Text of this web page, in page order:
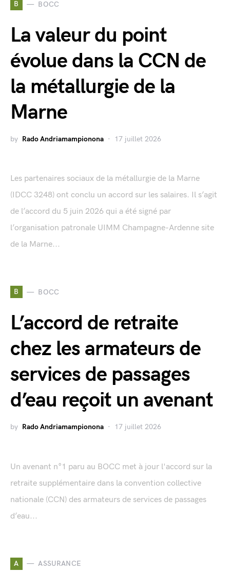
B BOCC
La valeur du point
évolue dans la CCN de
la métallurgie de la
Marne
by Rado Andriamampionona 17 juillet 2026
Les partenaires sociaux de la métallurgie de la Marne
(IDCC 3248) ont conclu un accord sur les salaires. Il s’agit
de l’accord du 5 juin 2026 qui a été signé par
l’organisation patronale UIMM Champagne-Ardenne site
de la Marne...
B BOCC
L’accord de retraite
chez les armateurs de
services de passages
d’eau reçoit un avenant
by Rado Andriamampionona 17 juillet 2026
Un avenant n°1 paru au BOCC met à jour l'accord sur la
retraite supplémentaire dans la convention collective
nationale (CCN) des armateurs de services de passages
d’eau...
A ASSURANCE